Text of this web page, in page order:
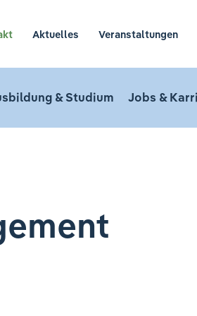
Aktuelles Veranstaltungen
& Studium Jobs &